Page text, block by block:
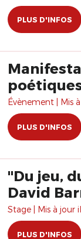
PLUS D'INFOS
Évènement | Mis
PLUS D'INFOS
"Du jeu,
David
Stage | Mis à jour
PLUS D'INFOS